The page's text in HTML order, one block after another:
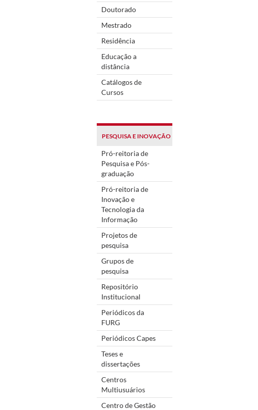
Doutorado
Mestrado
Residência
Educação a
distância
Catálogos de
Cursos
PESQUISA E INOVAÇÃO
Pró-reitoria de
Pesquisa e Pós-
graduação
Pró-reitoria de
Inovação e
Tecnologia da
Informação
Projetos de
pesquisa
Grupos de
pesquisa
Repositório
Institucional
Periódicos da
FURG
Periódicos Capes
Teses e
dissertações
Centros
Multiusuários
Centro de Gestão